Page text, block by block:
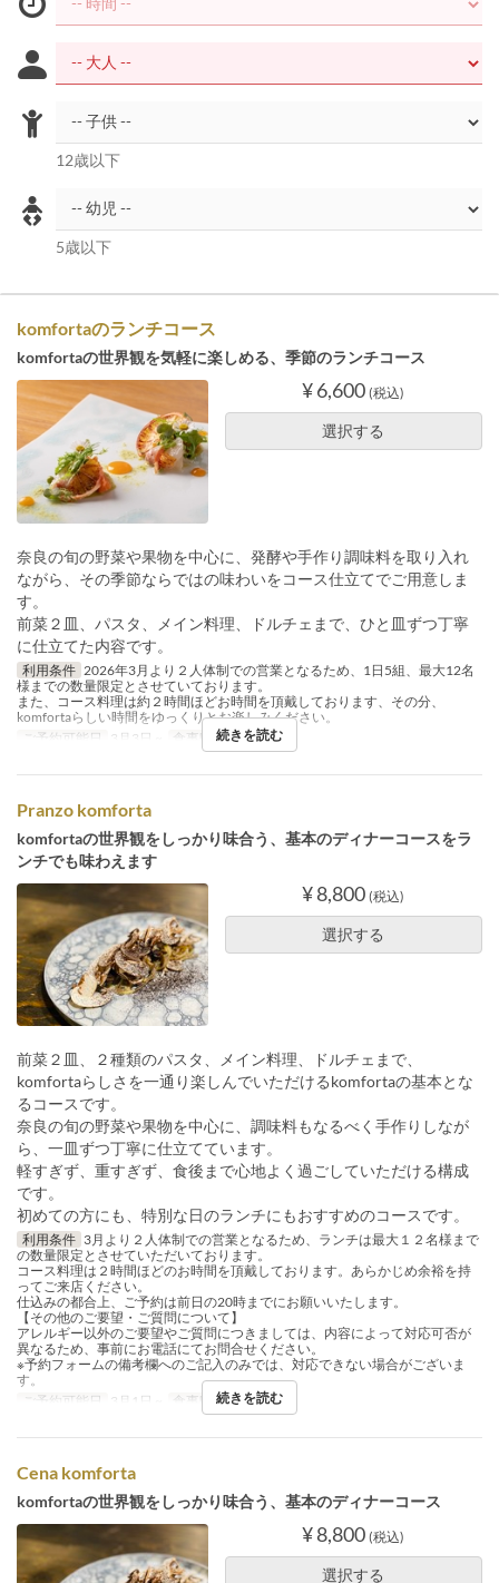
12歳以下
5歳以下
komfortaのランチコース
komfortaの世界観を気軽に楽しめる、季節のランチコース
¥ 6,600 (税込)
選択する
奈良の旬の野菜や果物を中心に、発酵や手作り調味料を取り入れ
ながら、その季節ならではの味わいをコース仕立てでご用意しま
す。
前菜２皿、パスタ、メイン料理、ドルチェまで、ひと皿ずつ丁寧
に仕立てた内容です。
利用条件 2026年3月より２人体制での営業となるため、1日5組、最大12名
様までの数量限定とさせていております。
また、コース料理は約２時間ほどお時間を頂戴しております、その分、
komfortaらしい時間をゆっくりとお楽しみください。
ご予約可能日
3月3日 ~ 食事時間 ランチ
続きを読む
Pranzo komforta
komfortaの世界観をしっかり味合う、基本のディナーコースをラ
ンチでも味わえます
¥ 8,800 (税込)
選択する
前菜２皿、２種類のパスタ、メイン料理、ドルチェまで、
komfortaらしさを一通り楽しんでいただけるkomfortaの基本とな
るコースです。
奈良の旬の野菜や果物を中心に、調味料もなるべく手作りしなが
ら、一皿ずつ丁寧に仕立てています。
軽すぎず、重すぎず、食後まで心地よく過ごしていただける構成
です。
初めての方にも、特別な日のランチにもおすすめのコースです。
利用条件 3月より２人体制での営業となるため、ランチは最大１２名様まで
の数量限定とさせていただいております。
コース料理は２時間ほどのお時間を頂戴しております。あらかじめ余裕を持
ってご来店ください。
仕込みの都合上、ご予約は前日の20時までにお願いいたします。
【その他のご要望・ご質問について】
アレルギー以外のご要望やご質問につきましては、内容によって対応可否が
異なるため、事前にお電話にてお問合せください。
※予約フォームの備考欄へのご記入のみでは、対応できない場合がございま
す。
ご予約可能日
3月1日 ~ 食事時間 ランチ
続きを読む
Cena komforta
komfortaの世界観をしっかり味合う、基本のディナーコース
¥ 8,800 (税込)
選択する